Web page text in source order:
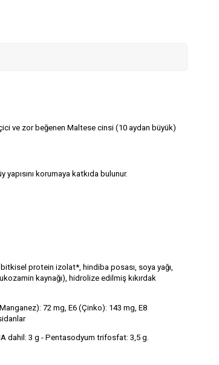
ve zor beğenen Maltese cinsi (10 aydan büyük)
korumaya katkıda bulunur.
protein izolat*, hindiba posası, soya yağı,
kaynağı), hidrolize edilmiş kıkırdak
72 mg, E6 (Çinko): 143 mg, E8
dahil: 3 g - Pentasodyum trifosfat: 3,5 g.